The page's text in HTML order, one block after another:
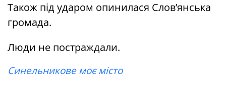
Також під ударом опинилася Слов’янська
громада.
Люди не постраждали.
Синельникове моє місто